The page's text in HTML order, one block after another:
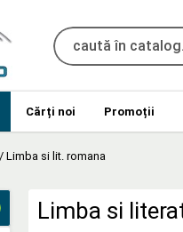
Cărți noi Promoții
/ Limba si lit. romana
Limba si